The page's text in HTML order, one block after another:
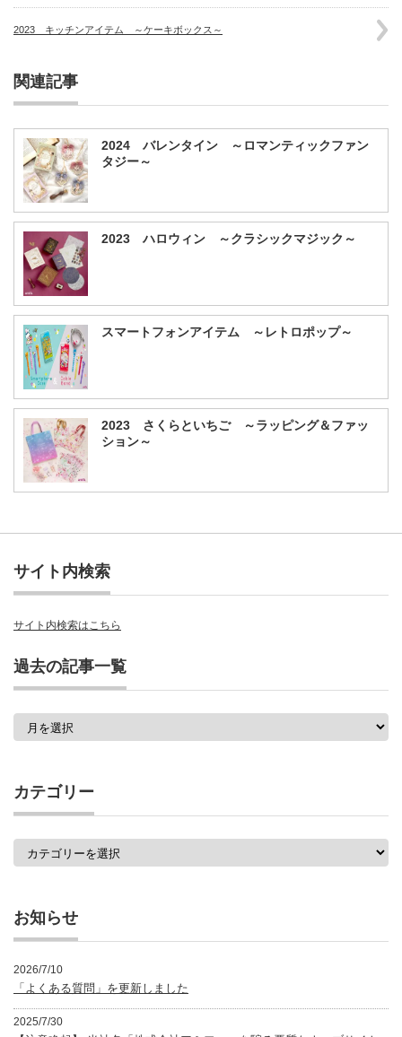
2023 キッチンアイテム ～ケーキボックス～
関連記事
2024 バレンタイン ～ロマンティックファン
タジー～
2023 ハロウィン ～クラシックマジック～
スマートフォンアイテム ～レトロポップ～
2023 さくらといちご ～ラッピング＆ファッ
ション～
サイト内検索
サイト内検索はこちら
過去の記事一覧
一
覧
カテゴリー
お知らせ
2026/7/10
「よくある質問」を更新しました
2025/7/30